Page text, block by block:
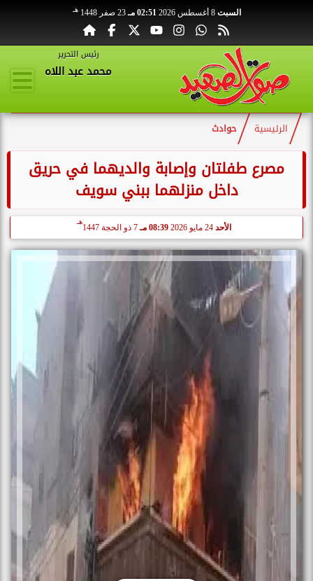
السبت 8 أغسطس 2026 02:51 مـ 23 صفر 1448 هـ
رئيس التحرير
محمد عبد اللاه
الرئيسية حوادث
مصرع طفلتان وإصابة والديهما في حريق
داخل منزلهما ببني سويف
الأحد 24 مايو 2026 08:39 مـ 7 ذو الحجة 1447
هـ